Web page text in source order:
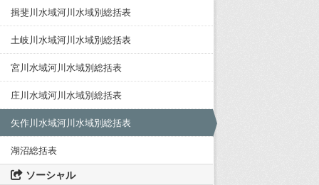
揖斐川水域河川水域別総括表
土岐川水域河川水域別総括表
宮川水域河川水域別総括表
庄川水域河川水域別総括表
矢作川水域河川水域別総括表
湖沼総括表
ソーシャル